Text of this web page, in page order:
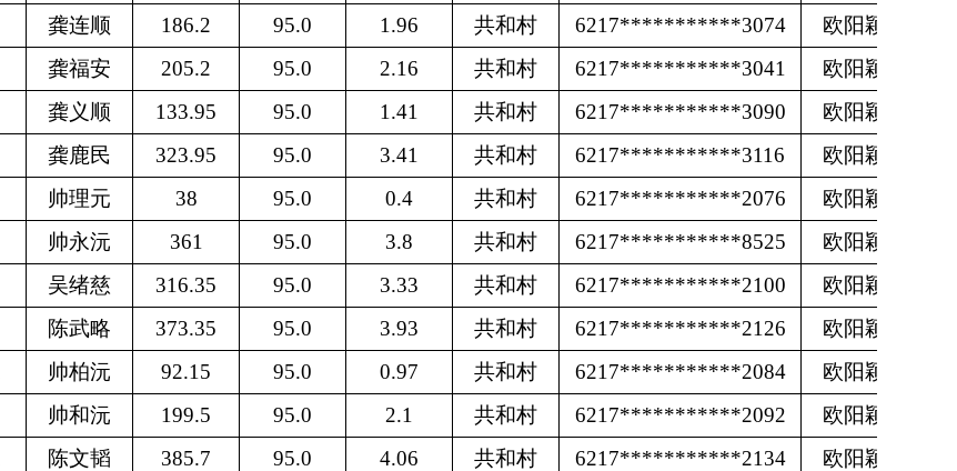
龚连顺 186.2 95.0 1.96 共和村 6217***********3074
欧阳颖
龚福安 205.2 95.0 2.16 共和村 6217***********3041
欧阳颖
龚义顺 133.95 95.0 1.41 共和村 6217***********3090
欧阳颖
龚鹿民 323.95 95.0 3.41 共和村 6217***********3116
欧阳颖
帅理元 38 95.0 0.4 共和村 6217***********2076
欧阳颖
帅永沅 361 95.0 3.8 共和村 6217***********8525
欧阳颖
吴绪慈 316.35 95.0 3.33 共和村 6217***********2100
欧阳颖
陈武略 373.35 95.0 3.93 共和村 6217***********2126
欧阳颖
帅柏沅 92.15 95.0 0.97 共和村 6217***********2084
欧阳颖
帅和沅 199.5 95.0 2.1 共和村 6217***********2092
欧阳颖
陈文韬 385.7 95.0 4.06 共和村 6217***********2134
欧阳颖